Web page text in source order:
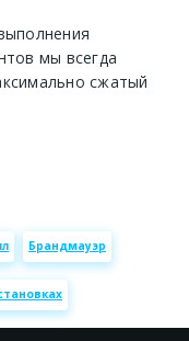
мы всегда
сжатый
Брандмауэр